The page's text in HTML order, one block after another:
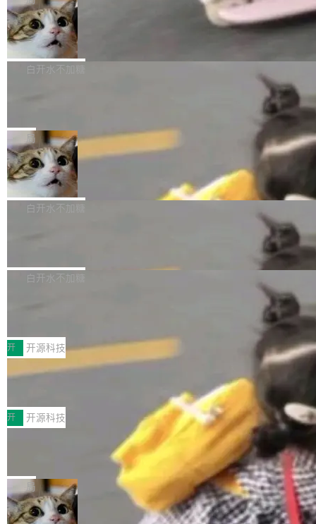
l 迁移或唤醒时，新宿主从 S3 恢复 SQLite 数据
库继续执行。存储库是持久化的唯一真相...
te 17 Pro、OPPO K15，要么是vivo X300 E这
样的次旗舰。 Galaxy Z Fold8 Ultra / Z Fold8 /
Z Flip8三款折叠屏新机均在7月22日发布，且全
部搭载骁龙8 Elite Gen5 for Galaxy，它们本该
本控制系统。目前处于 Early Access 阶段。 De
ltaDB 的核心思路直接写在 landing page 最显
眼的位置：「Software is made between com
mits」——软件是在 commit 之间写出来的。git
是把这段空隙补上。 回退到任何一次编辑：Delt
aDB 捕获 commit 之间的每一次操作，...
SpaceXAI 单季资本开支达 183 亿美元
根据风险投资人Tomer Tunguz 博客（VC 分
析）披露的最新分析与第二季度业绩报告，Spac
微软同期总资本开支的四成。 与亚马逊、Alpha
bet、微软以及 Meta 等传统科技巨头相比，Spa
ceXAI的资金消耗速度尤为引人瞩目。然而，支
撑庞大支出的资金来源却呈现出截然不同的面
貌。数据显示，微软和 Meta 主要依托充沛的经
白开水不加糖
一个在终端里运行的编程 agent；Muse Spark
1.2，驱动这个 agent 的新模型。一句话概括：
你可以用 curl -fsSL https://dev.meta.ai/install.
sh | bash 安装一个能在大项目里自动规划、写
代码、验证结果的 AI 终端工具。 据介绍，Muse
个主 agent 循环，外加一组后台 agent。这些后
局
美团开源 LoHoSearch，用知识图谱校
准 AI 能力认知
机器出题的前提，是让机器拥有全局视野。整个
构建流程可以分为四个环节：建图 → 控制难度
白开水不加糖
库，并将作为transport接入Mooncake TENT。
MPComm将作为一种传输引擎接入Mooncake T
ENT，实现零拷贝传输性能提升30%、非零拷贝
传输性能最高提升5倍。UCL-MPComm底层基
于自研UCL-Engine通信引擎，后续腾讯网平将
持续开源更多基于UCL-Engine的高性能通信组
件。 腾讯网平团队在UCL-MPComm中实现了一
个独立于业务线程的全局通信引擎（Engine），
白开水不加糖
型案例入选名单》，深信服“面向企业研发场景的
开源 AI 编程平台 CoStrict 应用”凭借卓越的技术
创新与落地成效成功入选。 全链路私有化部署，
助力企业AI研发安全落地 当前，越来越多企业已
经开始引入 AI Coding 工具，通过调用公有云模
型或企业内部部署模型提升研发效率。但随着 AI
Coding 从个人辅助工具逐步走向团队级、组织
级应用，企业在规模化落地过程中，对安全性、
可控性和代码质量提出了更高要求。 首先是数据
安全与合规要求。对于大多数普通研发场景，公
有云模型能够满足快速试用和效率提升的需求。
开 开源科技
深信服AI算力网关入选工信部人工智能
前不久，工业和信息化部正式发布《2025年人工
智能应用典型案例名单》，集中展示人工智能在
各领域的应用成果，覆盖技术底座、行业赋能、
产品应用、支撑保障、专题等五大方向。深信服
AI算力网关（AI创新平台）成功入选！ 随着各行
各业的Agent走向规模化建设，算力构成形态逐
渐丰富，用户关注的重点也在发生变化：不只是
让AI用起来，还要进一步看清混合算力时代下，
开 开源科技
Jeff Dean 离开 Google：一个时代的结
束，一个实验室的开始
Google 员工编号 20。MapReduce 作者之一。
Bigtable 作者之一。TensorFlow 的作者之一。
Gemini 的架构师。Google 首席科学家。 Jeff D
ean 在 Google 工作了 27 年后，宣布离职。 他
局
🔥 SolonCode v2026.8.4 发布：界面